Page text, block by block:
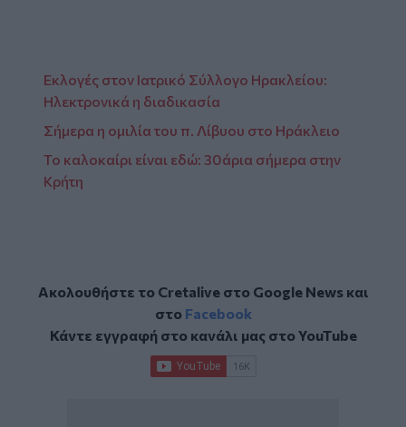
Εκλογές στον Ιατρικό Σύλλογο Ηρακλείου:
Ηλεκτρονικά η διαδικασία
Σήμερα η ομιλία του π. Λίβυου στο Ηράκλειο
Το καλοκαίρι είναι εδώ: 30άρια σήμερα στην
Κρήτη
Ακολουθήστε το Cretalive στο Google Newsκαι
στο Facebook
Κάντε εγγραφή στο κανάλι μας στοYouTube